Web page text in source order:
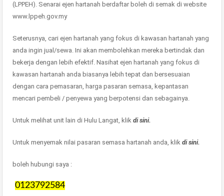
(LPPEH). Senarai ejen hartanah berdaftar boleh di semak di website
www.lppeh.gov.my
Seterusnya, cari ejen hartanah yang fokus di kawasan hartanah yang
anda ingin jual/sewa. Ini akan membolehkan mereka bertindak dan
bekerja dengan lebih efektif. Nasihat ejen hartanah yang fokus di
kawasan hartanah anda biasanya lebih tepat dan bersesuaian
dengan cara pemasaran, harga pasaran semasa, kepantasan
mencari pembeli / penyewa yang berpotensi dan sebagainya.
Untuk melihat unit lain di Hulu Langat, klik di sini.
Untuk menyemak nilai pasaran semasa hartanah anda, klik di sini.
boleh hubungi saya :
0123792584